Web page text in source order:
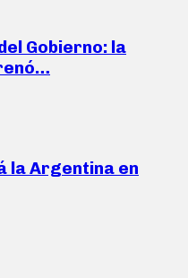
Gobierno: la
la Argentina en